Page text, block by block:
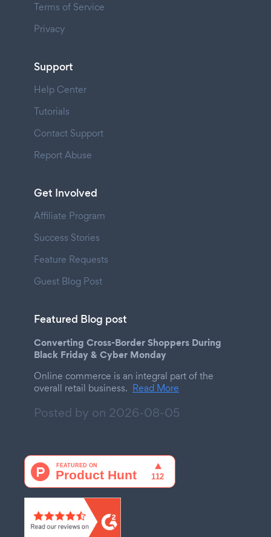
Terms of Service
Privacy
Support
Help Center
Tutorials
Contact Support
Report Abuse
Get Involved
Affiliate Program
Success Stories
Feature Requests
Guest Blog Post
Featured Blog post
Converting Cross-Border Shoppers During
Black Friday & Cyber Monday
Online commerce is an integral part of the
overall retail business. Read More
Posted by on 2026-08-05